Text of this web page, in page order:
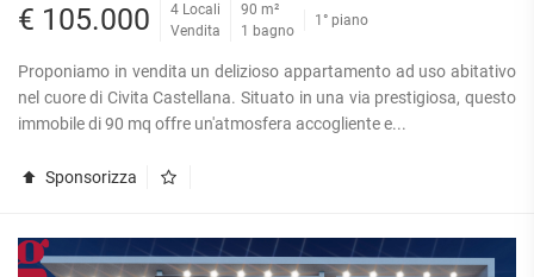
€ 105.000
4 Locali
Vendita
90 m²
1 bagno
1° piano
Proponiamo in vendita un delizioso appartamento ad uso abitativo
nel cuore di Civita Castellana. Situato in una via prestigiosa, questo
immobile di 90 mq offre un'atmosfera accogliente e...
Sponsorizza